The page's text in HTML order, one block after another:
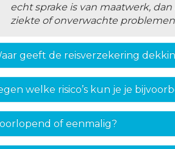
echt sprake is van maatwerk,
ziekte of onverwachte
geeft de reisverzekering
welke risico’s kun je je
of eenmalig?